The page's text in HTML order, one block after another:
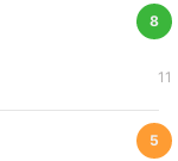
8
11
5